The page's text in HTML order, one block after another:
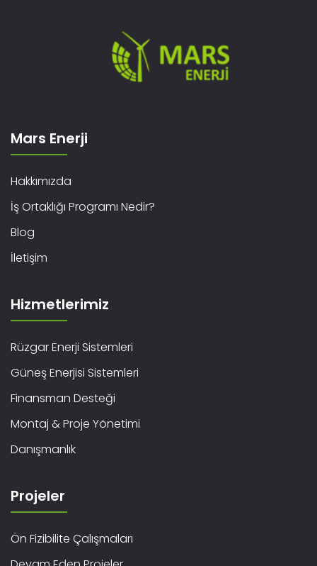
Mars Enerji
Hakkımızda
İş Ortaklığı Programı Nedir?
Blog
İletişim
Hizmetlerimiz
Rüzgar Enerji Sistemleri
Güneş Enerjisi Sistemleri
Finansman Desteği
Montaj & Proje Yönetimi
Danışmanlık
Projeler
Ön Fizibilite Çalışmaları